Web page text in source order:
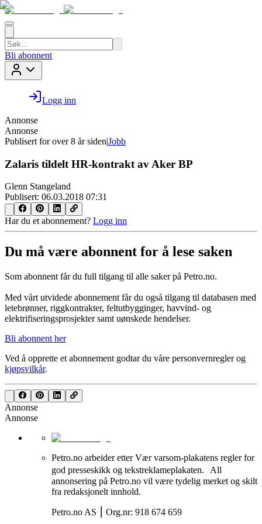
Bli abonnent
Logg inn
Annonse
Annonse
Publisert for over 8 år siden|Jobb
Zalaris tildelt HR-kontrakt av Aker BP
Glenn Stangeland
Publisert: 06.03.2018 07:31
Har du et abonnement? Logg inn
Du må være abonnent for å lese saken
Som abonnent får du full tilgang til alle saker på Petro.no.
Med vårt utvidede abonnement får du også tilgang til databasen med
letebrønner, riggkontrakter, feltutbygginger, havvind- og
elektrifiseringsprosjekter samt uønskede hendelser.
Bli abonnent her
Ved å opprette et abonnement godtar du våre personvernreglerog
kjøpsvilkår.
Annonse
Annonse
Petro.no arbeider etter Vær varsom-plakatens regler for
god presseskikk og tekstreklameplakaten. All
annonsering på Petro.no vil være tydelig merket og skilt
fra redaksjonelt innhold.
Petro.no AS ⎮ Org.nr: 918 674 659